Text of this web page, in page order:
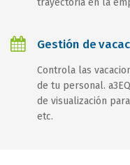
trayectoria en la
Gestión de
Controla las
de tu personal.
de visualización
etc.